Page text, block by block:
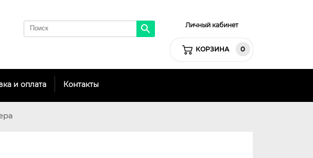
Личный кабинет
КОРЗИНА 0
и оплата Контакты